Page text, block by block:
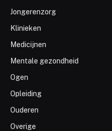
Jongerenzorg
Klinieken
Medicijnen
Mentale gezondheid
Ogen
Opleiding
Ouderen
Overige